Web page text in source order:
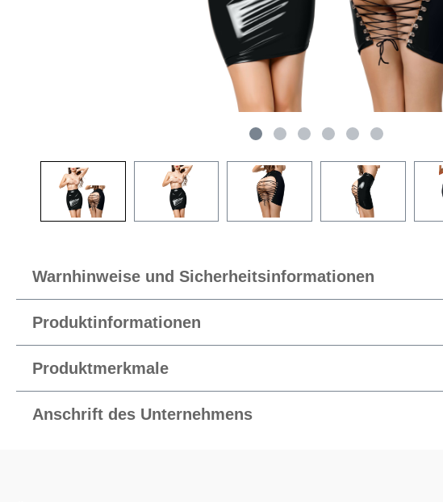
Warnhinweise und Sicherheitsinformationen
Produktinformationen
Produktmerkmale
Anschrift des Unternehmens